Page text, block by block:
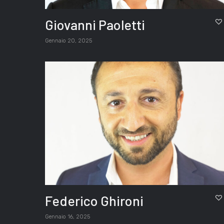
Giovanni Paoletti
Gennaio 20, 2025
Federico Ghironi
Gennaio 16, 2025